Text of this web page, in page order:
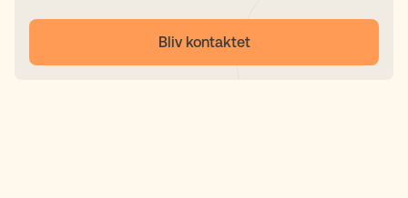
Bliv kontaktet